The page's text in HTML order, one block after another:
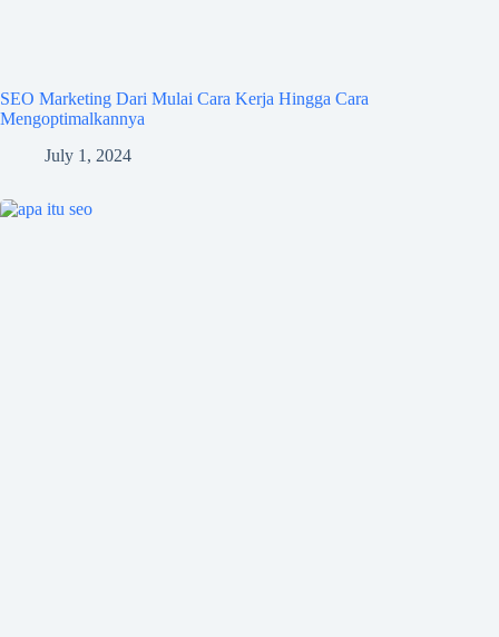
SEO Marketing Dari Mulai Cara Kerja Hingga Cara
Mengoptimalkannya
July 1, 2024